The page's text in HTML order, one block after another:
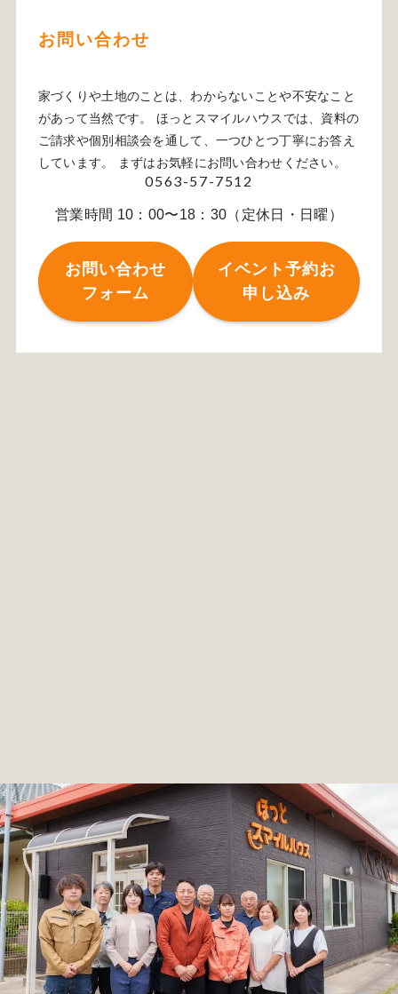
お問い合わせ
家づくりや土地のことは、わからないことや不安なこと
があって当然です。 ほっとスマイルハウスでは、資料の
ご請求や個別相談会を通して、一つひとつ丁寧にお答え
しています。 まずはお気軽にお問い合わせください。
0563-57-7512
営業時間 10：00〜18：30（定休日・日曜）
お問い合わせ
フォーム
イベント予約お
申し込み